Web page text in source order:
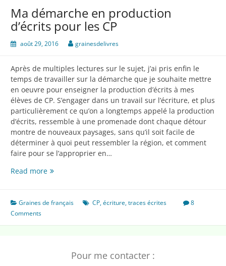
Ma démarche en production
d’écrits pour les CP
août 29, 2016 grainesdelivres
Après de multiples lectures sur le sujet, j’ai pris enfin le
temps de travailler sur la démarche que je souhaite mettre
en oeuvre pour enseigner la production d’écrits à mes
élèves de CP. S’engager dans un travail sur l’écriture, et plus
particulièrement ce qu’on a longtemps appelé la production
d’écrits, ressemble à une promenade dont chaque détour
montre de nouveaux paysages, sans qu’il soit facile de
déterminer à quoi peut ressembler la région, et comment
faire pour se l’approprier en…
Read moreMa
production
pour
Graines de français CP,écriture,traces écrites
8
Comments
Pour me contacter :